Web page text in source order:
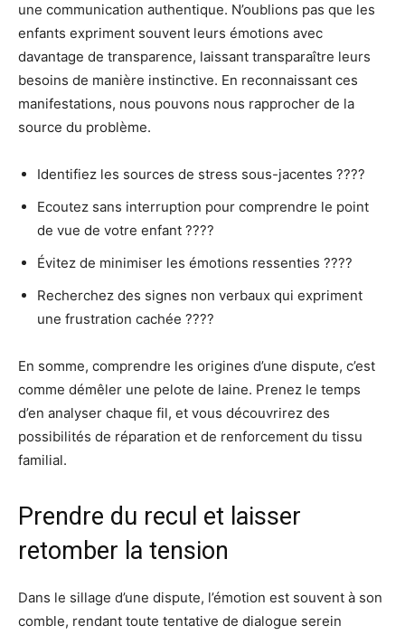
une communication authentique. N’oublions pas que les
enfants expriment souvent leurs émotions avec
davantage de transparence, laissant transparaître leurs
besoins de manière instinctive. En reconnaissant ces
manifestations, nous pouvons nous rapprocher de la
source du problème.
Identifiez les sources de stress sous-jacentes ????️
Ecoutez sans interruption pour comprendre le point
de vue de votre enfant ????
Évitez de minimiser les émotions ressenties ????
Recherchez des signes non verbaux qui expriment
une frustration cachée ????
En somme, comprendre les origines d’une dispute, c’est
comme démêler une pelote de laine. Prenez le temps
d’en analyser chaque fil, et vous découvrirez des
possibilités de réparation et de renforcement du tissu
familial.
Prendre du recul et laisser
retomber la tension
Dans le sillage d’une dispute, l’émotion est souvent à son
comble, rendant toute tentative de dialogue serein